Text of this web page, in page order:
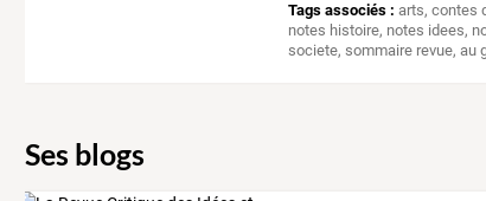
Tags associés : arts,contes
notes histoire, notes idees,
societe,sommaire revue,au
Ses blogs